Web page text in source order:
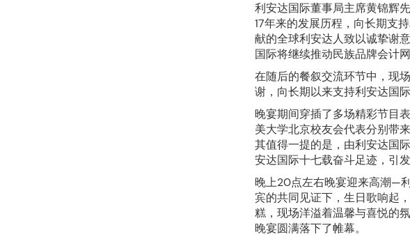
利安达国际董事局主席黄锦辉
17年来的发展历程，向长期支
献的全球利安达人致以诚挚谢
国际将继续推动民族品牌会计
在随后的餐叙交流环节中，现
谢，向长期以来支持利安达国
晚宴期间穿插了多场精彩节目
美大学北京校友会代表分别带
其值得一提的是，由利安达国
安达国际十七载奋斗足迹，引发
晚上20点左右晚宴迎来高潮—
宾的共同见证下，生日歌响起
糕，现场洋溢着温馨与喜悦的
晚宴圆满落下了帷幕。